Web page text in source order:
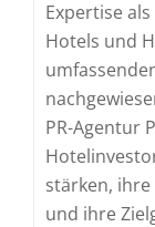
Expertise
Hotels und
PR-Agentur
stärken,
und ihre